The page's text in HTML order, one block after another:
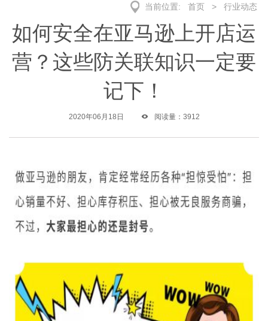
当前位置: 首页 > 行业动态
如何安全在亚马逊上开店运
营？这些防关联知识一定要
记下！
2020年06月18日  阅读量：3912